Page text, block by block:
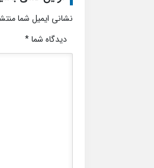
نشانی ایمیل شما
دیدگاه شما*